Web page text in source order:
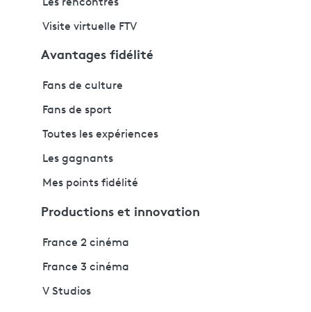
Les rencontres
Visite virtuelle FTV
Avantages fidélité
Fans de culture
Fans de sport
Toutes les expériences
Les gagnants
Mes points fidélité
Productions et innovation
France 2 cinéma
France 3 cinéma
V Studios